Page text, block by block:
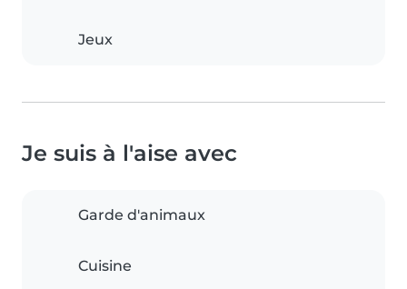
Jeux
Je suis à l'aise avec
Garde d'animaux
Cuisine